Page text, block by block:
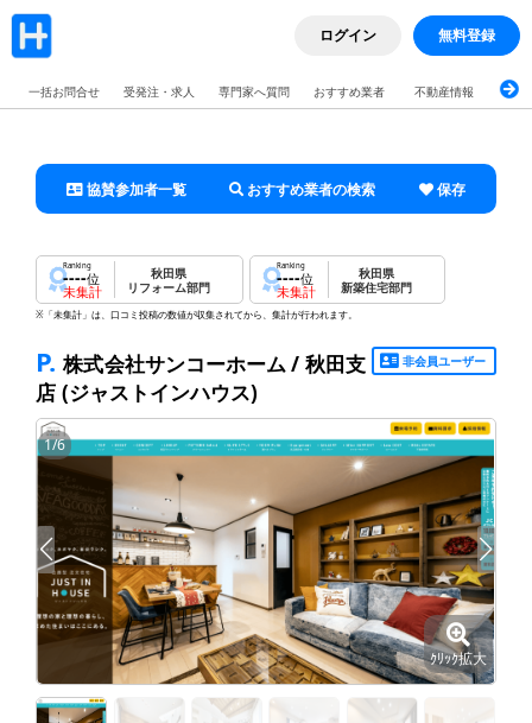
ログイン 無料登録
一括お問合せ 受発注・求人 専門家へ質問 おすすめ業者 不動産情報 ブログ
協賛参加者一覧 おすすめ業者の検索 保存
Ranking
----位
未集計
秋田県
リフォーム部門
Ranking
----位
未集計
秋田県
新築住宅部門
※「未集計」は、口コミ投稿の数値が収集されてから、集計が行われます。
P. 株式会社サンコーホーム / 秋田支
店 (ジャストインハウス)
非会員ユーザー
1/6
ｸﾘｯｸ拡大